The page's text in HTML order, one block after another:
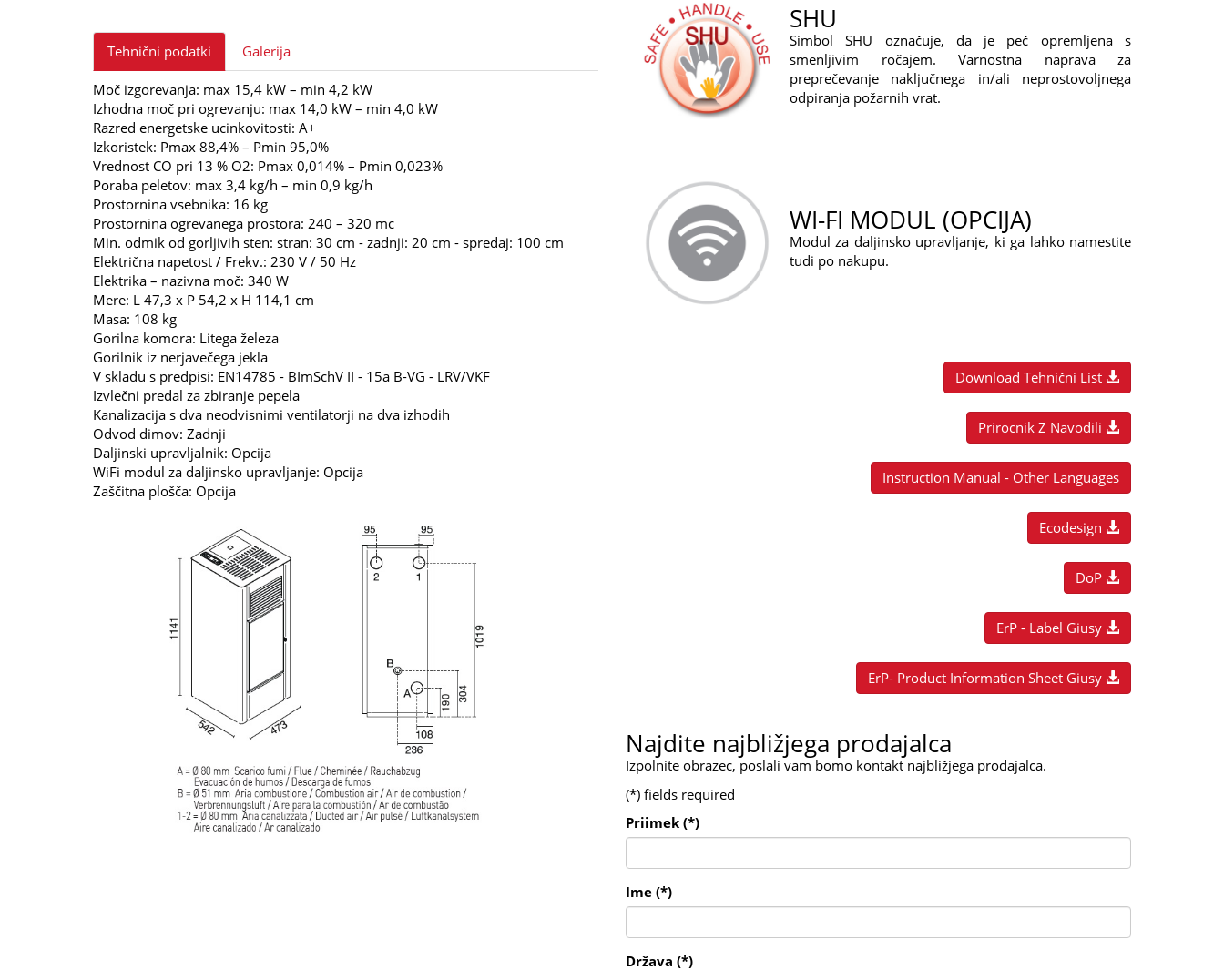
Tehnični podatki Galerija
Moč izgorevanja: max 15,4 kW – min 4,2 kW
Izhodna moč pri ogrevanju: max 14,0 kW – min 4,0 kW
Razred energetske ucinkovitosti: A+
Izkoristek: Pmax 88,4% – Pmin 95,0%
Vrednost CO pri 13 % O2: Pmax 0,014% – Pmin 0,023%
Poraba peletov: max 3,4 kg/h – min 0,9 kg/h
Prostornina vsebnika: 16 kg
Prostornina ogrevanega prostora: 240 – 320 mc
Min. odmik od gorljivih sten: stran: 30 cm - zadnji: 20 cm - spredaj: 100 cm
Električna napetost / Frekv.: 230 V / 50 Hz
Elektrika – nazivna moč: 340 W
Mere: L 47,3 x P 54,2 x H 114,1 cm
Masa: 108 kg
Gorilna komora: Litega železa
Gorilnik iz nerjavečega jekla
V skladu s predpisi: EN14785 - BImSchV II - 15a B-VG - LRV/VKF
Izvlečni predal za zbiranje pepela
Kanalizacija s dva neodvisnimi ventilatorji na dva izhodih
Odvod dimov: Zadnji
Daljinski upravljalnik: Opcija
WiFi modul za daljinsko upravljanje: Opcija
Zaščitna plošča: Opcija
SHU
Simbol SHU označuje, da je peč opremljena s
smenljivim ročajem. Varnostna naprava za
preprečevanje naključnega in/ali neprostovoljnega
odpiranja požarnih vrat.
WI-FI MODUL (OPCIJA)
Modul za daljinsko upravljanje, ki ga lahko namestite
tudi po nakupu.
Download Tehnični List
Prirocnik Z Navodili
Instruction Manual - Other Languages
Ecodesign
DoP
ErP - Label Giusy
ErP- Product Information Sheet Giusy
Najdite najbližjega prodajalca
Izpolnite obrazec, poslali vam bomo kontakt najbližjega prodajalca.
(*) fields required
Priimek (*)
Ime (*)
Država (*)